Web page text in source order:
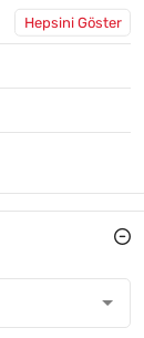
Hepsini Göster